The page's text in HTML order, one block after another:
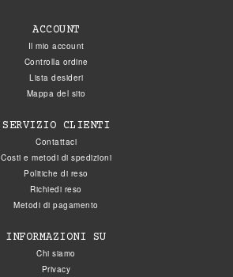
ACCOUNT
Il mio account
Controlla ordine
Lista desideri
Mappa del sito
SERVIZIO CLIENTI
Contattaci
Costi e metodi di spedizioni
Politiche di reso
Richiedi reso
Metodi di pagamento
INFORMAZIONI SU
Chi siamo
Privacy